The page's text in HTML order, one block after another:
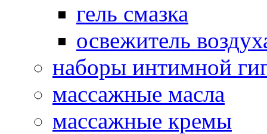
гель смазка
освежитель
наборы интимной
массажные масла
массажные кремы